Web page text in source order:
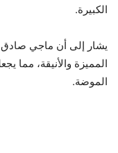
الكبيرة.
يشار إلى أن ماجي صادق
المميزة والأنيقة، مما
الموضة.